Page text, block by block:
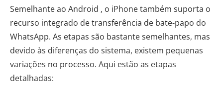
Semelhante ao Android , o iPhone também suporta o
recurso integrado de transferência de bate-papo do
WhatsApp. As etapas são bastante semelhantes, mas
devido às diferenças do sistema, existem pequenas
variações no processo. Aqui estão as etapas
detalhadas: